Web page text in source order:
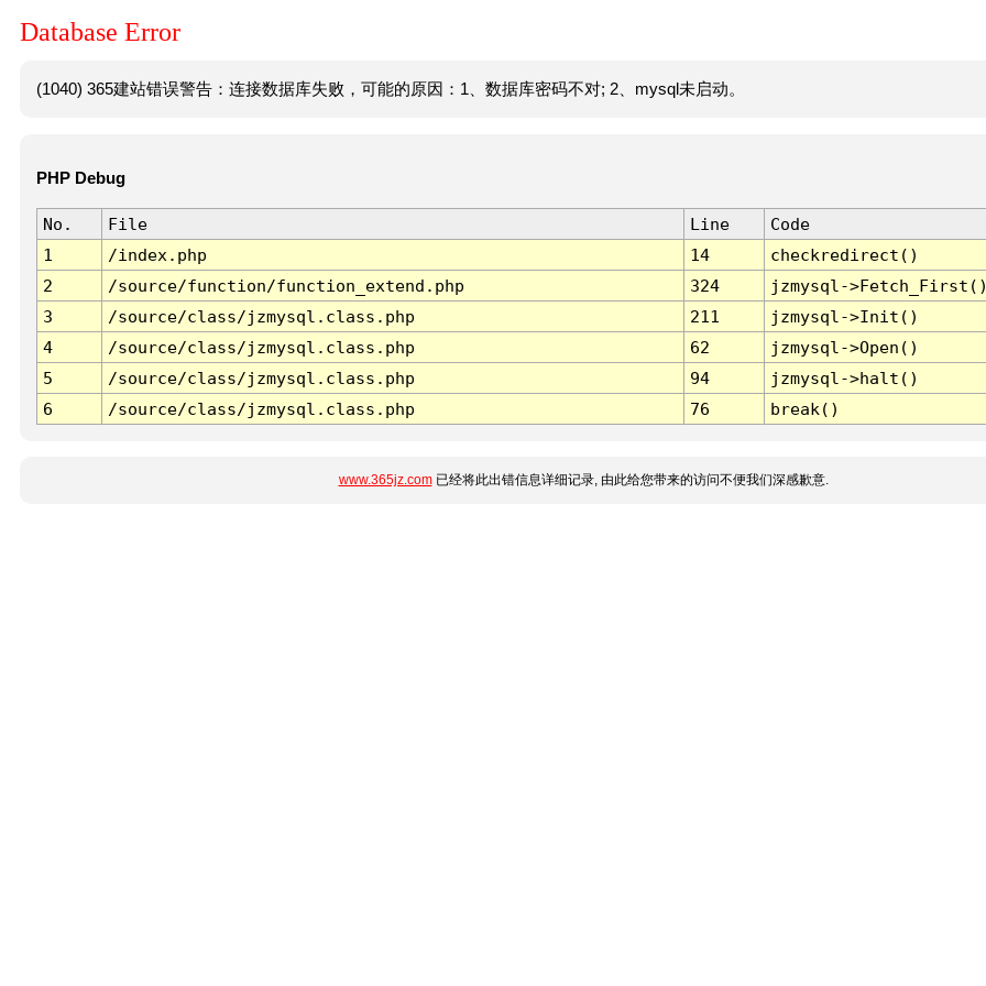
Database Error
(1040) 365建站错误警告：连接数据库失败，可能的原因：1、数据库密码不对; 2、mysql未启动。
PHP Debug
No. File Line
Code
1
/index.php 14
checkredirect()
2
/source/function/function_extend.php 324
jzmysql-
3
/source/class/jzmysql.class.php 211
jzmysql->Init()
4
/source/class/jzmysql.class.php 62
jzmysql->Open()
5
/source/class/jzmysql.class.php 94
jzmysql->halt()
6
/source/class/jzmysql.class.php 76 break()
www.365jz.com已经将此出错信息详细记录, 由此给您带来的访问不便我们深感歉意.